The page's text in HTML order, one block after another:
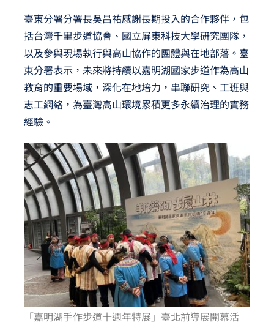
臺東分署分署長吳昌祐感謝長期投入的合作夥伴，包
括台灣千里步道協會、國立屏東科技大學研究團隊，
以及參與現場執行與高山協作的團體與在地部落。臺
東分署表示，未來將持續以嘉明湖國家步道作為高山
教育的重要場域，深化在地培力，串聯研究、工班與
志工網絡，為臺灣高山環境累積更多永續治理的實務
經驗。
「嘉明湖手作步道十週年特展」臺北前導展開幕活